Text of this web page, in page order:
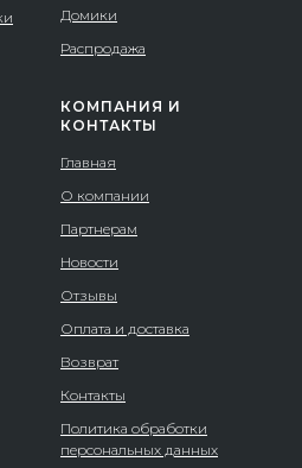
Домики
Распродажа
КОМПАНИЯ И
КОНТАКТЫ
Главная
О компании
Партнерам
Новости
Отзывы
Оплата и доставка
Возврат
Контакты
Политика обработки
персональных данных